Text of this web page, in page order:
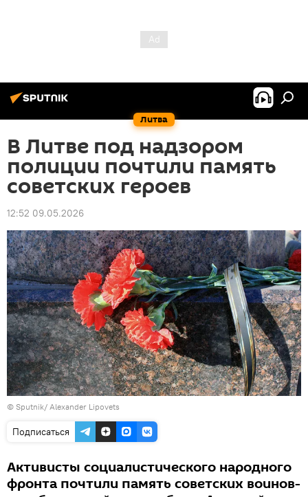
Литва
В Литве под надзором
полиции почтили память
советских героев
12:52 09.05.2026
© Sputnik/ Alexander Lipovets
Подписаться
Активисты социалистического народного
фронта почтили память советских воинов-